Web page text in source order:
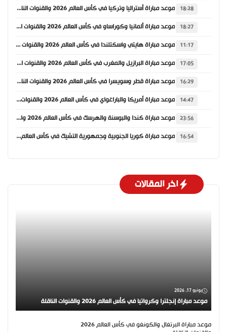
18:28 موعد مباراة أستراليا وتركيا في كأس العالم 2026 والقنوات الناقلة
18:27 موعد مباراة ألمانيا وكوراساو في كأس العالم 2026 والقنوات الناقلة
11:17 موعد مباراة هايتي واسكتلندا في كأس العالم 2026 والقنوات الناقلة
17:05 موعد مباراة البرازيل والمغرب في كأس العالم 2026 والقنوات الناقلة
16:29 موعد مباراة قطر وسويسرا في كأس العالم 2026 والقنوات الناقلة
14:47 موعد مباراة أمريكا والباراغواي في كأس العالم 2026 والقنوات الناقلة
23:56 موعد مباراة كندا والبوسنة والهرسك في كأس العالم 2026 والقنوات الناقلة
16:54 موعد مباراة كوريا الجنوبية وجمهورية التشيك في كأس العالم 2026 والقنوات الناقلة
اخر المقالات
يونيو 17, 2026
موعد مباراة إنجلترا وكرواتيا في كأس العالم 2026 والقنوات الناقلة
موعد مباراة البرتغال والكونغو في كأس العالم 2026